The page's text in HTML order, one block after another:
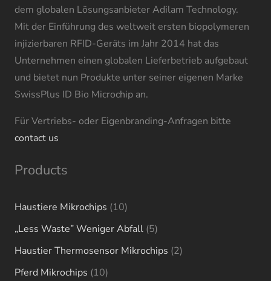
dem globalen Lösungsanbieter Adilam Technology.
Mit der Einführung des weltweit ersten biopolymeren
injizierbaren RFID-Geräts im Jahr 2014 hat das
Unternehmen einen globalen Lieferbetrieb aufgebaut
und bietet nun Produkte unter seiner eigenen Marke
SwissPlus ID Bio Microchip an.
Für Vertriebs- oder Eigenbranding-Anfragen bitte
contact us
Products
Haustiere Mikrochips 1010
products
„Less Waste” Weniger Abfall 55
products
Haustier Thermosensor Mikrochips 22
Pferd Mikrochips 1010